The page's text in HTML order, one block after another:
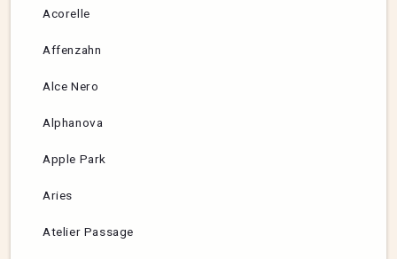
Acorelle
Affenzahn
Alce Nero
Alphanova
Apple Park
Aries
Atelier Passage